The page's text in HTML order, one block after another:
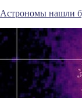
Астрономы нашли